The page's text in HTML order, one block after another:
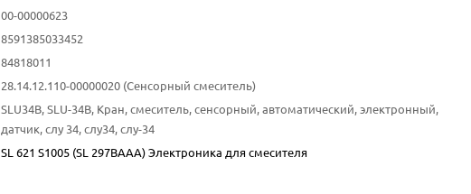
00-00000623
8591385033452
84818011
28.14.12.110-00000020 (Сенсорный смеситель)
SLU34B, SLU-34B, Кран, смеситель, сенсорный, автоматический, электронный,
датчик, слу 34, слу34, слу-34
SL 621 S1005 (SL 297BAAA) Электроника для смесителя